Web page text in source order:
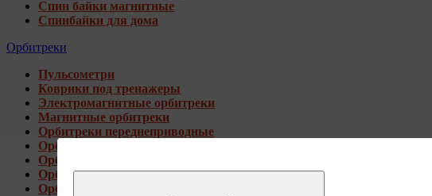
Спин байки магнитные
Спинбайки для дома
Орбитреки
Пульсометри
Коврики под тренажеры
Электромагнитные орбитреки
Магнитные орбитреки
Орбитреки переднеприводные
Орбитреки заднеприводные
Орбитреки для высоких пользователей
Орбитреки генераторные
Орбитреки для дома